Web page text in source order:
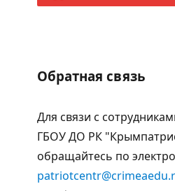
Обратная связь
Для связи с
ГБОУ ДО РК
обращайтесь по